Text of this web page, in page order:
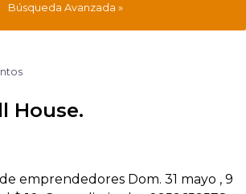
Búsqueda Avanzada
House.
de emprendedores Dom. 31 mayo , 9